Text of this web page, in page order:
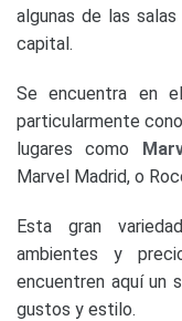
algunas de las
capital.
Se encuentra en
particularmente
lugares como
Marvel Madrid, o
Esta gran
ambientes y
encuentren aquí un
gustos y estilo.